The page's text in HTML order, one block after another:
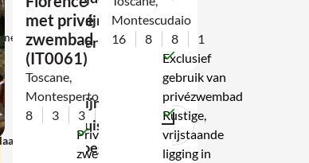
8,6/10
prijs garantie
mijn
verblijf?
Zijn
huisdieren
toegestaan?
specialist
met
laagste
prijs
garantie
Aanbod
met privé
zwembad
(IT0061)
Toscane,
Montespertoli
8
3 3
Privé
zwembad
Montescudaio
16
8 8
1
Exclusief
gebruik van
privézwembad
Rustige,
vrijstaande
ligging in